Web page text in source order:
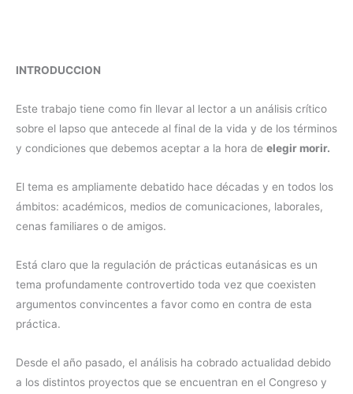
INTRODUCCION
Este trabajo tiene como fin llevar al lector a un análisis crítico
sobre el lapso que antecede al final de la vida y de los términos
y condiciones que debemos aceptar a la hora de elegir morir.
El tema es ampliamente debatido hace décadas y en todos los
ámbitos: académicos, medios de comunicaciones, laborales,
cenas familiares o de amigos.
Está claro que la regulación de prácticas eutanásicas es un
tema profundamente controvertido toda vez que coexisten
argumentos convincentes a favor como en contra de esta
práctica.
Desde el año pasado, el análisis ha cobrado actualidad debido
a los distintos proyectos que se encuentran en el Congreso y